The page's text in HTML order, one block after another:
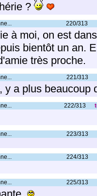
?
220/313
à moi, on est
bientôt un an.
très proche.
221/313
y a plus beaucoup
222/313
223/313
224/313
225/313